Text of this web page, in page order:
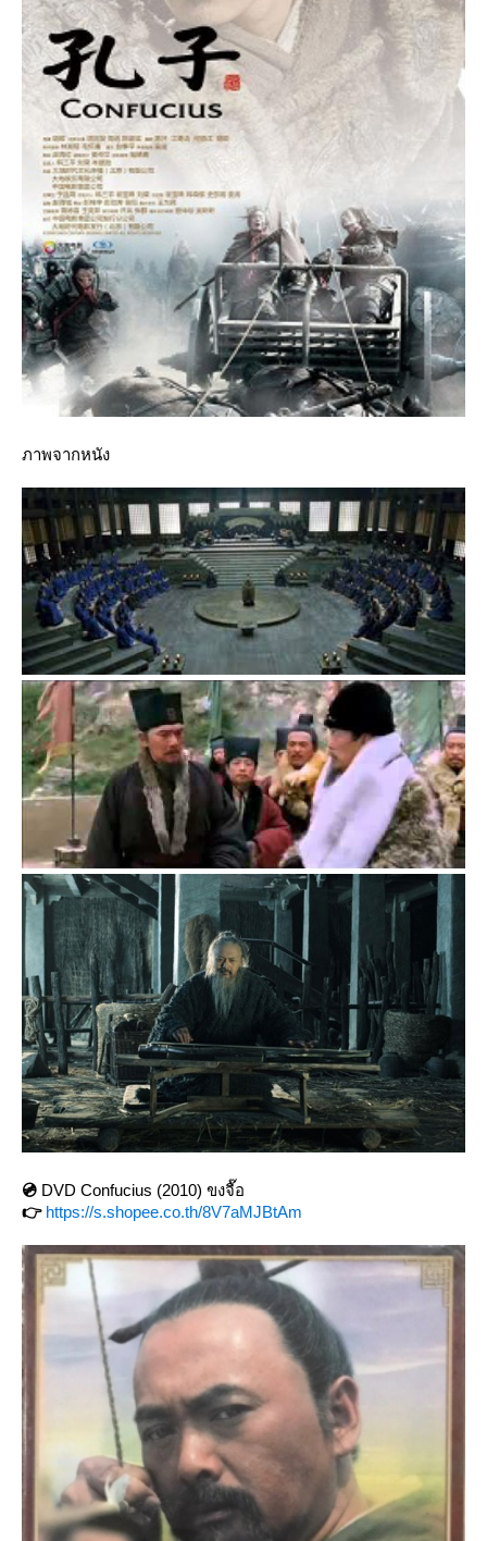
ภาพจากหนัง
💿 DVD Confucius (2010) ขงจื๊อ
👉 https://s.shopee.co.th/8V7aMJBtAm